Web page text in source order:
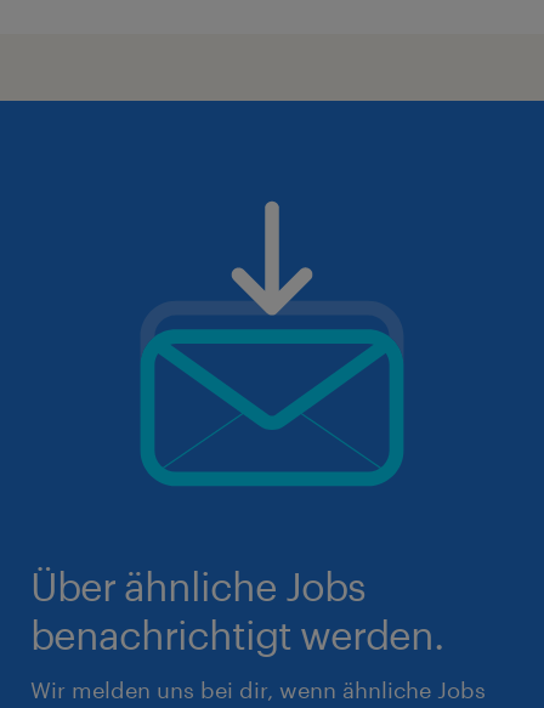
Über ähnliche Jobs
benachrichtigt werden.
Wir melden uns bei dir, wenn ähnliche Jobs